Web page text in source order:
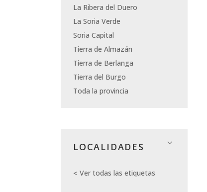
La Ribera del Duero
La Soria Verde
Soria Capital
Tierra de Almazán
Tierra de Berlanga
Tierra del Burgo
Toda la provincia
LOCALIDADES
Ver todas las etiquetas